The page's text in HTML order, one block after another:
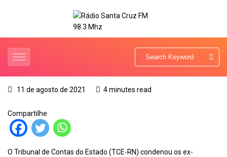
11 de agosto de 2021 4 minutes read
Compartilhe
O Tribunal de Contas do Estado (TCE-RN) condenou os ex-